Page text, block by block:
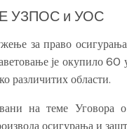
УЗПОС и УОС
за право
је окупило
различитих области.
на теме Уговора